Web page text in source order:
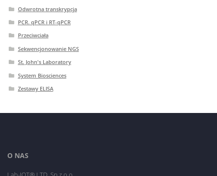
Odwrotna transkrypcja
PCR. qPCR i RT-qPCR
Przeciwciała
Sekwencjonowanie NGS
St. John's Laboratory
System Biosciences
Zestawy ELISA
O NAS